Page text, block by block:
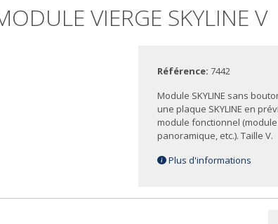
VIERGE SKYLINE V
Référence:7442
Module SKYLINE sans
une plaque SKYLINE en
module fonctionnel
panoramique, etc.). Taille V.
Plus d'informations